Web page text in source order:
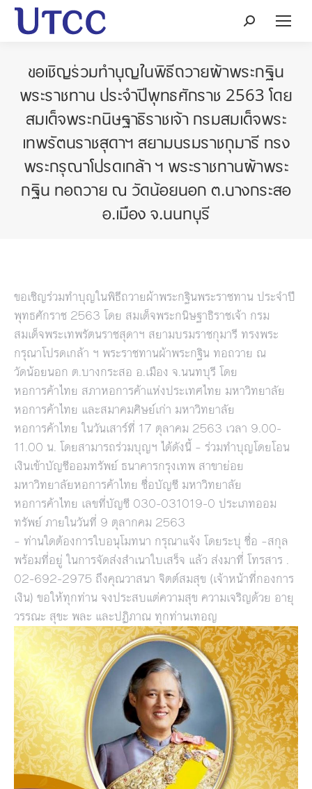
Search:
ขอเชิญร่วมทำบุญในพิธีถวายผ้าพระกฐิน
พระราชทาน ประจำปีพุทธศักราช 2563 โดย
สมเด็จพระกนิษฐาธิราชเจ้า กรมสมเด็จพระ
เทพรัตนราชสุดาฯ สยามบรมราชกุมารี ทรง
พระกรุณาโปรดเกล้า ฯ พระราชทานผ้าพระ
กฐิน ทอถวาย ณ วัดน้อยนอก ต.บางกระสอ
อ.เมือง จ.นนทบุรี
ขอเชิญร่วมทำบุญในพิธีถวายผ้าพระกฐินพระราชทาน ประจำปี
พุทธศักราช 2563 โดย สมเด็จพระกนิษฐาธิราชเจ้า กรม
สมเด็จพระเทพรัตนราชสุดาฯ สยามบรมราชกุมารี ทรงพระ
กรุณาโปรดเกล้า ฯ พระราชทานผ้าพระกฐิน ทอถวาย ณ
วัดน้อยนอก ต.บางกระสอ อ.เมือง จ.นนทบุรี โดย
หอการค้าไทย สภาหอการค้าแห่งประเทศไทย มหาวิทยาลัย
หอการค้าไทย และสมาคมศิษย์เก่า มหาวิทยาลัย
หอการค้าไทย ในวันเสาร์ที่ 17 ตุลาคม 2563 เวลา 9.00-
11.00 น. โดยสามารถร่วมบุญฯ ได้ดังนี้ – ร่วมทำบุญโดยโอน
เงินเข้าบัญชีออมทรัพย์ ธนาคารกรุงเทพ สาขาย่อย
มหาวิทยาลัยหอการค้าไทย ชื่อบัญชี มหาวิทยาลัย
หอการค้าไทย เลขที่บัญชี 030-031019-0 ประเภทออม
ทรัพย์ ภายในวันที่ 9 ตุลากคม 2563
– ท่านใดต้องการใบอนุโมทนา กรุณาแจ้ง โดยระบุ ชื่อ –สกุล
พร้อมที่อยู่ ในการจัดส่งสำเนาใบเสร็จ แล้ว ส่งมาที่ โทรสาร .
02-692-2975 ถึงคุณวาสนา จิตต์สมสุข (เจ้าหน้าที่กองการ
เงิน) ขอให้ทุกท่าน จงประสบแต่ความสุข ความเจริญด้วย อายุ
วรรณะ สุขะ พละ และปฏิภาณ ทุกท่านเทอญ